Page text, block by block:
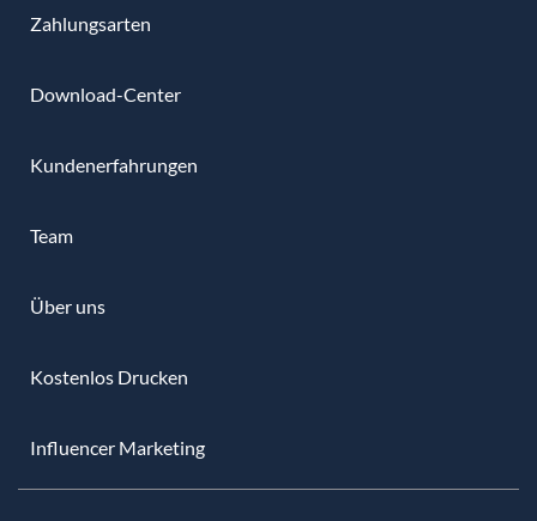
Zahlungsarten
Download-Center
Kundenerfahrungen
Team
Über uns
Kostenlos Drucken
Influencer Marketing